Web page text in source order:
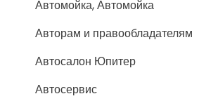
Автомойка, Автомойка
Авторам и правообладателям
Автосалон Юпитер
Автосервис